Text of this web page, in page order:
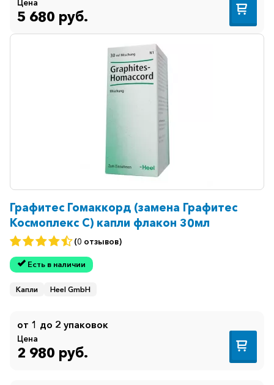
Цена
5 680 руб.
Графитес Гомаккорд (замена Графитес
Космоплекс C) капли флакон 30мл
(0 отзывов)
Есть в наличии
Капли Heel GmbH
от 1 до 2 упаковок
Цена
2 980 руб.